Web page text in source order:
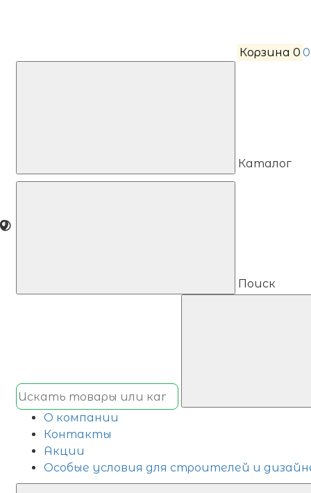
Корзина 0
Каталог
Поиск
О компании
Контакты
Акции
Особые условия для строителей и